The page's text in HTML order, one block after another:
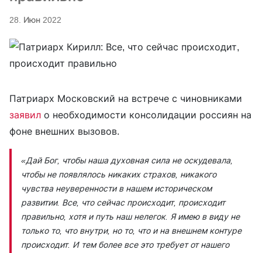
28. Июн 2022
Патриарх Московский на встрече с чиновниками
заявил о необходимости консолидации россиян на
фоне внешних вызовов.
«Дай Бог, чтобы наша духовная сила не оскудевала,
чтобы не появлялось никаких страхов, никакого
чувства неуверенности в нашем историческом
развитии. Все, что сейчас происходит, происходит
правильно, хотя и путь наш нелегок. Я имею в виду не
только то, что внутри, но то, что и на внешнем контуре
происходит. И тем более все это требует от нашего